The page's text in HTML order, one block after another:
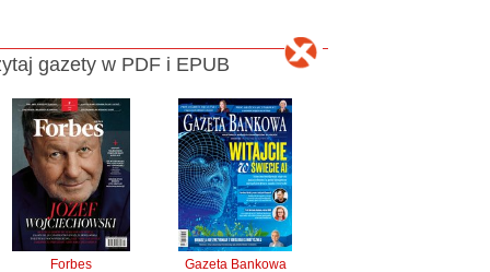
gazety w PDF i EPUB
Forbes Gazeta Bankowa